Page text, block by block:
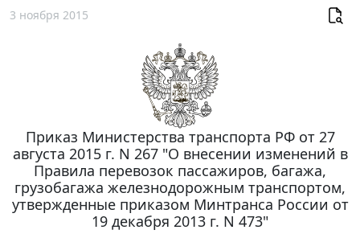
3 ноября 2015
Приказ Министерства транспорта РФ от 27
августа 2015 г. N 267 "О внесении изменений в
Правила перевозок пассажиров, багажа,
грузобагажа железнодорожным транспортом,
утвержденные приказом Минтранса России от
19 декабря 2013 г. N 473"